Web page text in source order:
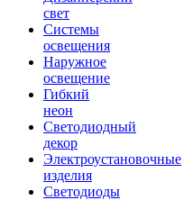
свет
Системы
освещения
Наружное
освещение
Гибкий
неон
Светодиодный
декор
Электроустановочные
изделия
Светодиоды